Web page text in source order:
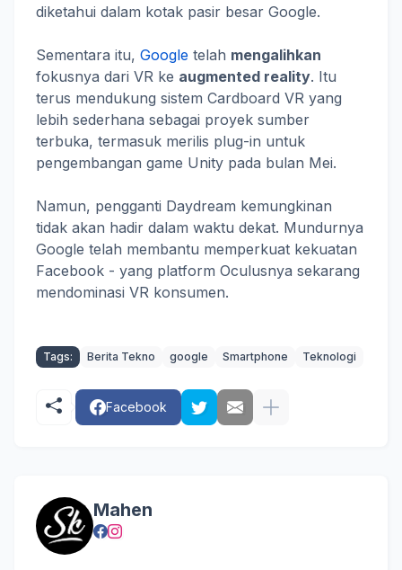
diketahui dalam kotak pasir besar Google.
Sementara itu, Google telah mengalihkan
fokusnya dari VR ke augmented reality. Itu
terus mendukung sistem Cardboard VR yang
lebih sederhana sebagai proyek sumber
terbuka, termasuk merilis plug-in untuk
pengembangan game Unity pada bulan Mei.
Namun, pengganti Daydream kemungkinan
tidak akan hadir dalam waktu dekat. Mundurnya
Google telah membantu memperkuat kekuatan
Facebook - yang platform Oculusnya sekarang
mendominasi VR konsumen.
Tags: Berita Tekno google Smartphone Teknologi
Facebook
Mahen